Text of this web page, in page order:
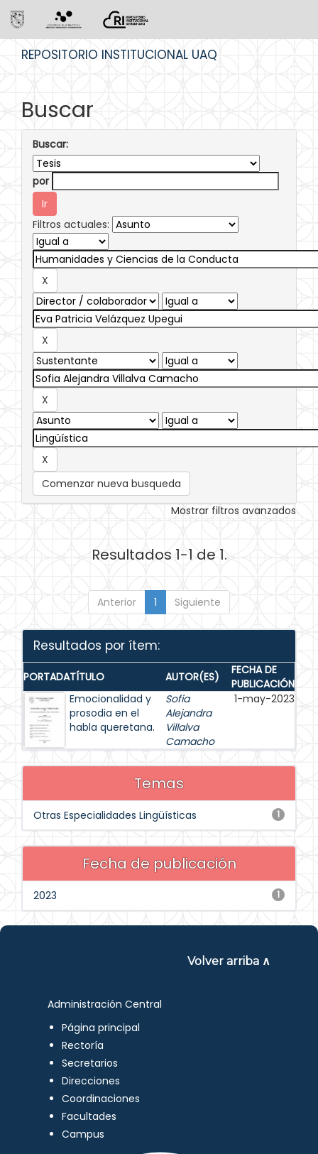
REPOSITORIO INSTITUCIONAL UAQ
Buscar
Buscar:
por
Filtros actuales:
Comenzar nueva busqueda
Mostrar filtros avanzados
Resultados 1-1 de 1.
Anterior 1 Siguiente
Resultados por ítem:
PORTADATÍTULO AUTOR(ES)
FECHA DE
PUBLICACIÓN
Emocionalidad y
prosodia en el
habla queretana.
Sofia
Alejandra
Villalva
Camacho
1-may-2023
Temas
1
Otras Especialidades Lingüísticas
Fecha de publicación
1
2023
Volver arriba ∧
Administración Central
Página principal
Rectoría
Secretarios
Direcciones
Coordinaciones
Facultades
Campus